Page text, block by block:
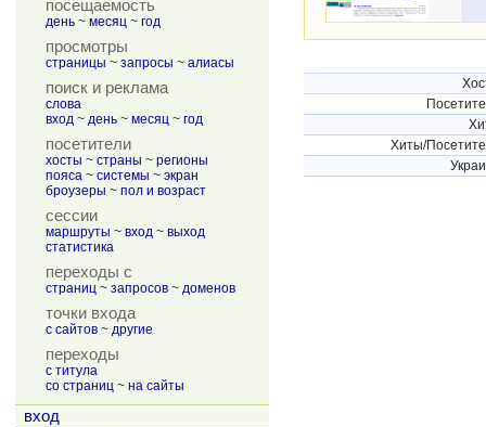
посещаемость
день ~ месяц ~ год
просмотры
страницы ~ запросы ~ алиасы
поиск и реклама
слова
вход ~ день ~ месяц ~ год
посетители
хосты ~ страны ~ регионы
пояса ~ системы ~ экран
броузеры ~ пол и возраст
сессии
маршруты ~ вход ~ выход
статистика
переходы с
страниц ~ запросов ~ доменов
точки входа
с сайтов ~ другие
переходы
с титула
со страниц ~ на сайты
вход
Хиты/